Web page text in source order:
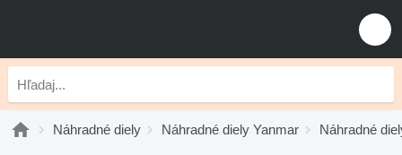
Náhradné diely Náhradné diely Yanmar Náhradné